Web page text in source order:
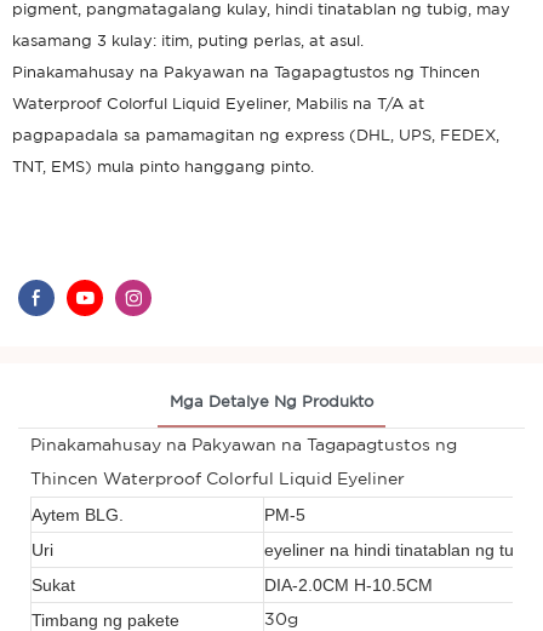
pigment, pangmatagalang kulay, hindi tinatablan ng tubig, may
kasamang 3 kulay: itim, puting perlas, at asul.
Pinakamahusay na Pakyawan na Tagapagtustos ng Thincen
Waterproof Colorful Liquid Eyeliner, Mabilis na T/A at
pagpapadala sa pamamagitan ng express (DHL, UPS, FEDEX,
TNT, EMS) mula pinto hanggang pinto.
Mga Detalye Ng Produkto
Pinakamahusay na Pakyawan na Tagapagtustos ng
Thincen Waterproof Colorful Liquid Eyeliner
Aytem BLG.
PM-5
Uri
eyeliner na hindi tinatablan ng tubig
Sukat
DIA-2.0CM H-10.5CM
Timbang ng pakete
30g